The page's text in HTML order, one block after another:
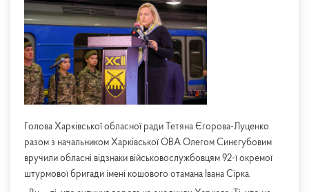
Голова Харківської обласної ради Тетяна Єгорова-Луценко
разом з начальником Харківської ОВА Олегом Синєгубовим
вручили обласні відзнаки військовослужбовцям 92-ї окремої
штурмової бригади імені кошового отамана Івана Сірка.